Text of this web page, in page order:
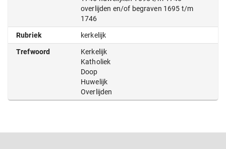
overlijden en/of begraven 1695 t/m
1746
Rubriek kerkelijk
Trefwoord
Kerkelijk
Katholiek
Doop
Huwelijk
Overlijden